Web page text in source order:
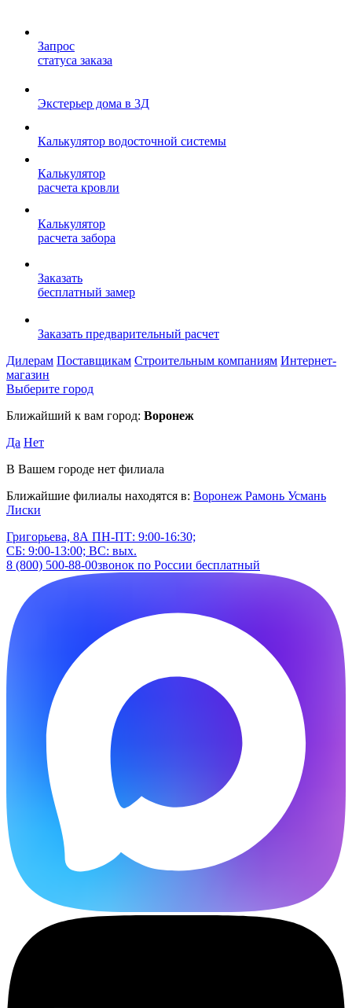
Запрос
статуса заказа
Экстерьер дома в 3Д
Калькулятор водосточной системы
Калькулятор
расчета кровли
Калькулятор
расчета забора
Заказать
бесплатный замер
Заказать предварительный расчет
Дилерам Поставщикам Строительным компаниям Интернет-
магазин
Выберите город
Ближайший к вам город: Воронеж
Да Нет
В Вашем городе нет филиала
Ближайшие филиалы находятся в: Воронеж Рамонь Усмань
Лиски
Григорьева, 8А ПН-ПТ: 9:00-16:30;
СБ: 9:00-13:00; ВС: вых.
8 (800) 500-88-00звонок по России бесплатный